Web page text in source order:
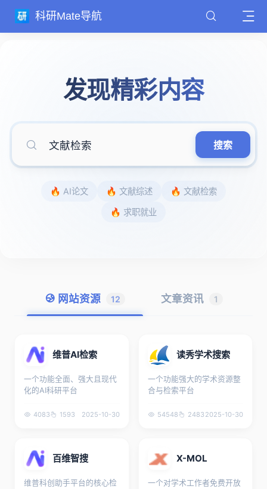
科研Mate导航
发现精彩内容
搜索
🔥 AI论文 🔥 文献综述 🔥 文献检索
🔥 求职就业
网站资源 12 文章资讯 1
维普AI检索
一个功能全面、强大且现代
化的AI科研平台
4083 1593 2025-10-30
读秀学术搜索
一个功能强大的学术资源整
合与检索平台
54548 2483 2025-10-30
百维智搜
维普科创助手平台的核心检
X-MOL
一个对学术工作者免费开放